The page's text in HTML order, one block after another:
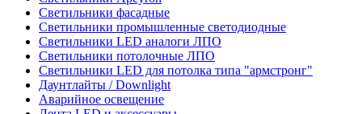
Светильники фасадные
Светильники промышленные светодиодные
Светильники LED аналоги ЛПО
Светильники потолочные ЛПО
Светильники LED для потолка типа "армстронг"
Даунтлайты / Downlight
Аварийное освещение